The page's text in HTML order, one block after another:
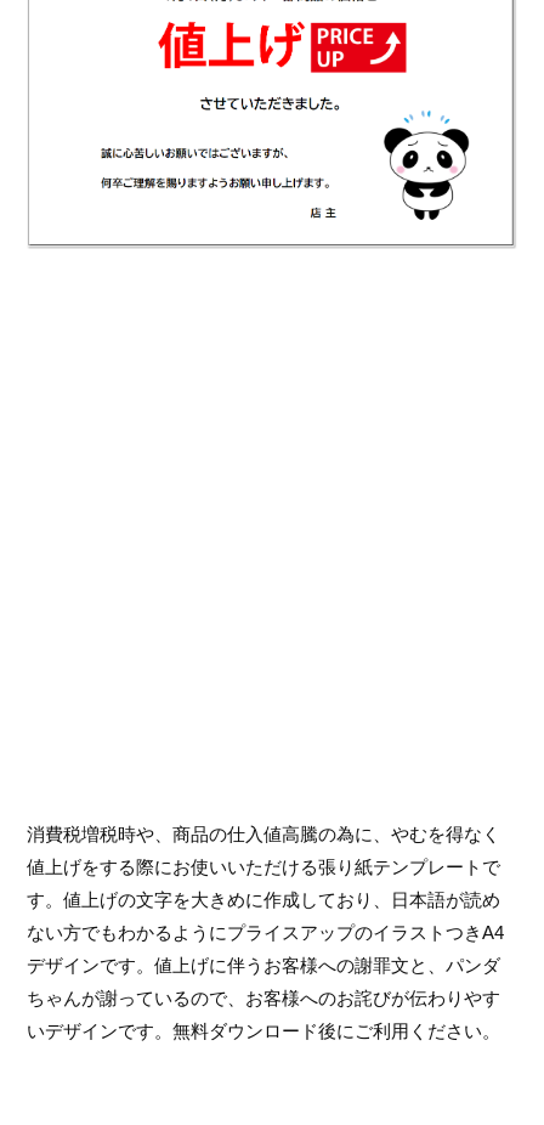
消費税増税時や、商品の仕入値高騰の為に、やむを得なく
値上げをする際にお使いいただける張り紙テンプレートで
す。値上げの文字を大きめに作成しており、日本語が読め
ない方でもわかるようにプライスアップのイラストつきA4
デザインです。値上げに伴うお客様への謝罪文と、パンダ
ちゃんが謝っているので、お客様へのお詫びが伝わりやす
いデザインです。無料ダウンロード後にご利用ください。